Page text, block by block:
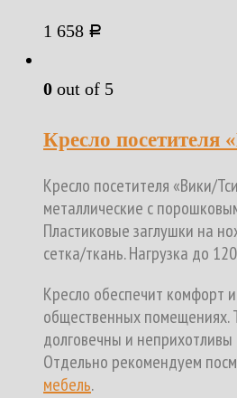
1 658 Р
0 out of 5
Кресло посетителя
Кресло посетителя «Вики/
металлические с
Пластиковые заглушки на
сетка/ткань. Нагрузка до
Кресло обеспечит комфорт
общественных помещениях.
долговечны и
Отдельно рекомендуем
мебель.